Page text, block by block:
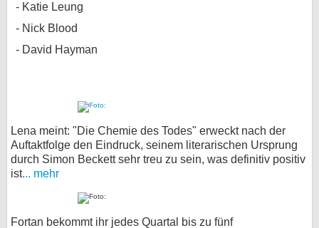
Katie Leung
Nick Blood
David Hayman
Lena meint: "Die Chemie des Todes" erweckt nach der
Auftaktfolge den Eindruck, seinem literarischen Ursprung
durch Simon Beckett sehr treu zu sein, was definitiv positiv
ist... mehr
Fortan bekommt ihr jedes Quartal bis zu fünf